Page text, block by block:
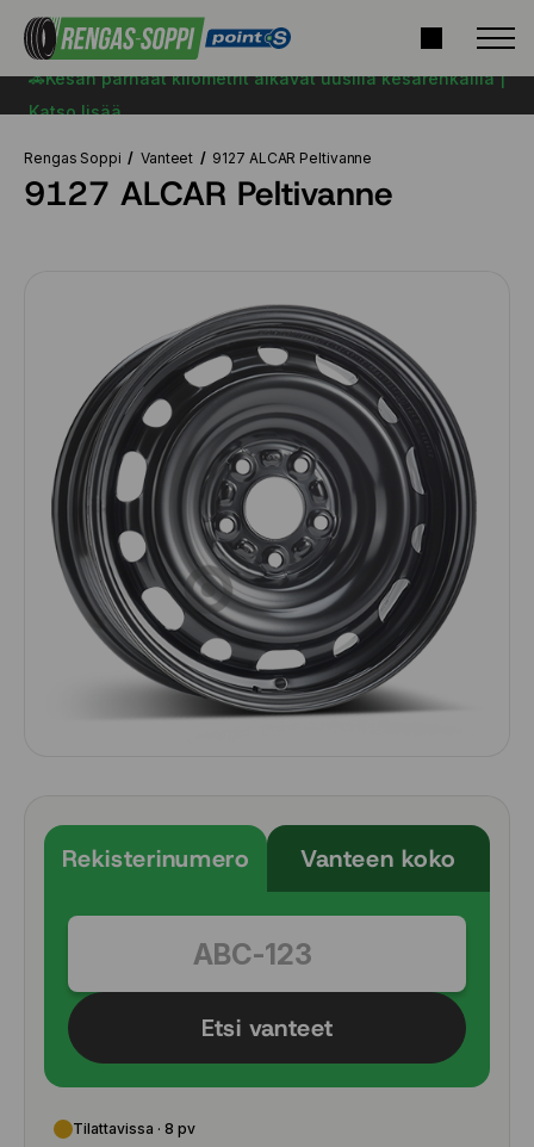
🚗Kesän parhaat kilometrit alkavat uusilla kesärenkailla |
Katso lisää
Rengas Soppi Vanteet 9127 ALCAR Peltivanne
9127 ALCAR Peltivanne
Rekisterinumero Vanteen koko
Etsi vanteet
Tilattavissa · 8 pv